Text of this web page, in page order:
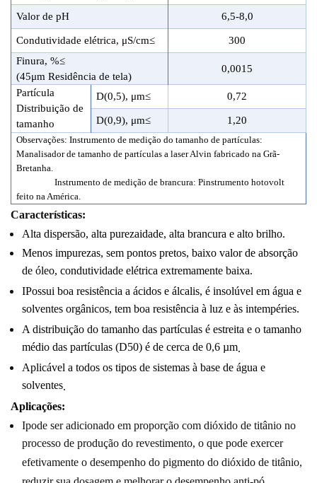
Valor de pH 6,5-8,0
Condutividade elétrica, μS/cm≤
300
Finura, %≤
(45μm Residência de tela)
0,0015
Partícula
Distribuição de
tamanho
D(0,5), μm≤ 0,72
D(0,9), μm≤ 1,20
Observações: Instrumento de medição do tamanho de partículas:
Manalisador de tamanho de partículas a laser Alvin fabricado na Grã-
Bretanha.
Instrumento de medição de brancura: Pinstrumento hotovolt
feito na América.
Características:
Alta dispersão, alta purezaidade, alta brancura e alto brilho.
Menos impurezas, sem pontos pretos, baixo valor de absorção
de óleo, condutividade elétrica extremamente baixa.
IPossui boa resistência a ácidos e álcalis, é insolúvel em água e
solventes orgânicos, tem boa resistência à luz e às intempéries.
A distribuição do tamanho das partículas é estreita e o tamanho
médio das partículas (D50) é de cerca de 0,6 µm.
Aplicável a todos os tipos de sistemas à base de água e
solventes.
Aplicações:
Ipode ser adicionado em proporção com dióxido de titânio no
processo de produção do revestimento, o que pode exercer
efetivamente o desempenho do pigmento do dióxido de titânio,